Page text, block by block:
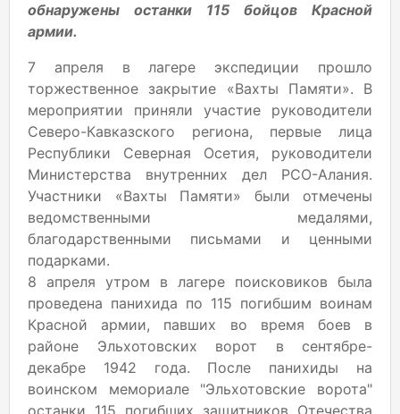
обнаружены останки 115 бойцов Красной
армии.
7 апреля в лагере экспедиции прошло
торжественное закрытие «Вахты Памяти». В
мероприятии приняли участие руководители
Северо-Кавказского региона, первые лица
Республики Северная Осетия, руководители
Министерства внутренних дел РСО-Алания.
Участники «Вахты Памяти» были отмечены
ведомственными медалями,
благодарственными письмами и ценными
подарками.
8 апреля утром в лагере поисковиков была
проведена панихида по 115 погибшим воинам
Красной армии, павших во время боев в
районе Эльхотовских ворот в сентябре-
декабре 1942 года. После панихиды на
воинском мемориале "Эльхотовские ворота"